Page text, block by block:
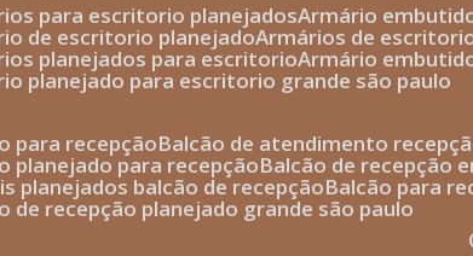
para escritorio planejados armário
de escritorio planejado armários de
planejados para escritorio armário
planejado para escritorio grande são paulo
para recepção
balcão de atendimento
planejado para recepção balcão de recepção
planejados balcão de recepção balcão para
de recepção planejado grande são paulo